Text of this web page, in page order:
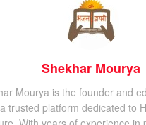
Shekhar Mourya
Mourya is the founder and
trusted platform dedicated to